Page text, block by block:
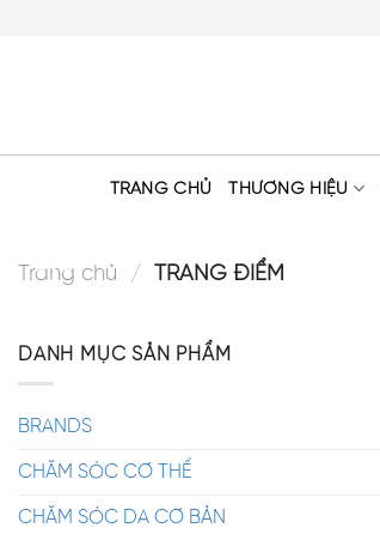
TRANG CHỦ THƯƠNG HIỆU
Trang chủ / TRANG ĐIỂM
DANH MỤC SẢN PHẨM
BRANDS
CHĂM SÓC CƠ THỂ
CHĂM SÓC DA CƠ BẢN